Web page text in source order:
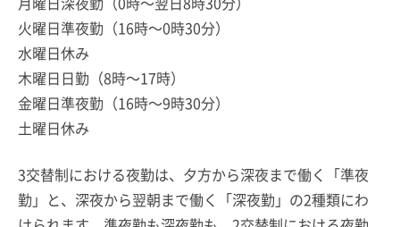
火曜日準夜勤（16時～0時30分）
水曜日休み
木曜日 日勤（8時～17時）
金曜日準夜勤（16時～9時30分）
土曜日休み
3交替制における夜勤は、夕方から深夜まで働く「準夜
勤」と、深夜から翌朝まで働く「深夜勤」の2種類にわ